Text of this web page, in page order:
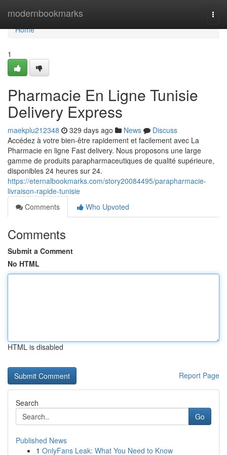
modernbookmarks
Home
Home
1
Pharmacie En Ligne Tunisie
Delivery Express
maekplu212348 329 days ago News
Discuss
Accédez à votre bien-être rapidement et facilement avec La
Pharmacie en ligne Fast delivery. Nous proposons une large
gamme de produits parapharmaceutiques de qualité supérieure,
disponibles 24 heures sur 24.
https://eternalbookmarks.com/story20084495/parapharmacie-
livraison-rapide-tunisie
Comments
Who Upvoted
Comments
Submit a Comment
No HTML
HTML is disabled
Report Page
Search
Go
Published News
1 OnlyFans Leak: What You Need to Know